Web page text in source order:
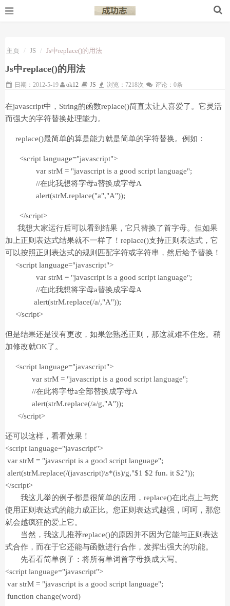
主页 JS Js中replace()的用法
Js中replace()的用法
日期：2012-5-19 ok12 JS 浏览：7218次 评论：0条
在javascript中，String的函数replace()简直太让人喜爱了。它灵活
而强大的字符替换处理能力。
replace()最简单的算是能力就是简单的字符替换。例如：
<script language="javascript">
var strM = "javascript is a good script language";
//在此我想将字母a替换成字母A
alert(strM.replace("a","A"));
</script>
我想大家运行后可以看到结果，它只替换了首字母。但如果
加上正则表达式结果就不一样了！replace()支持正则表达式，它
可以按照正则表达式的规则匹配字符或字符串，然后给予替换！
<script language="javascript">
var strM = "javascript is a good script language";
//在此我想将字母a替换成字母A
alert(strM.replace(/a/,"A"));
</script>
但是结果还是没有更改，如果您熟悉正则，那这就难不住您。稍
加修改就OK了。
<script language="javascript">
var strM = "javascript is a good script language";
//在此将字母a全部替换成字母A
alert(strM.replace(/a/g,"A"));
</script>
还可以这样，看看效果！
<script language="javascript">
var strM = "javascript is a good script language";
alert(strM.replace(/(javascript)\s*(is)/g,"$1 $2 fun. it $2"));
</script>
我这儿举的例子都是很简单的应用，replace()在此点上与您
使用正则表达式的能力成正比。您正则表达式越强，呵呵，那您
就会越疯狂的爱上它。
当然，我这儿推荐replace()的原因并不因为它能与正则表达
式合作，而在于它还能与函数进行合作，发挥出强大的功能。
先看看简单例子：将所有单词首字母换成大写。
<script language="javascript">
var strM = "javascript is a good script language";
function change(word)